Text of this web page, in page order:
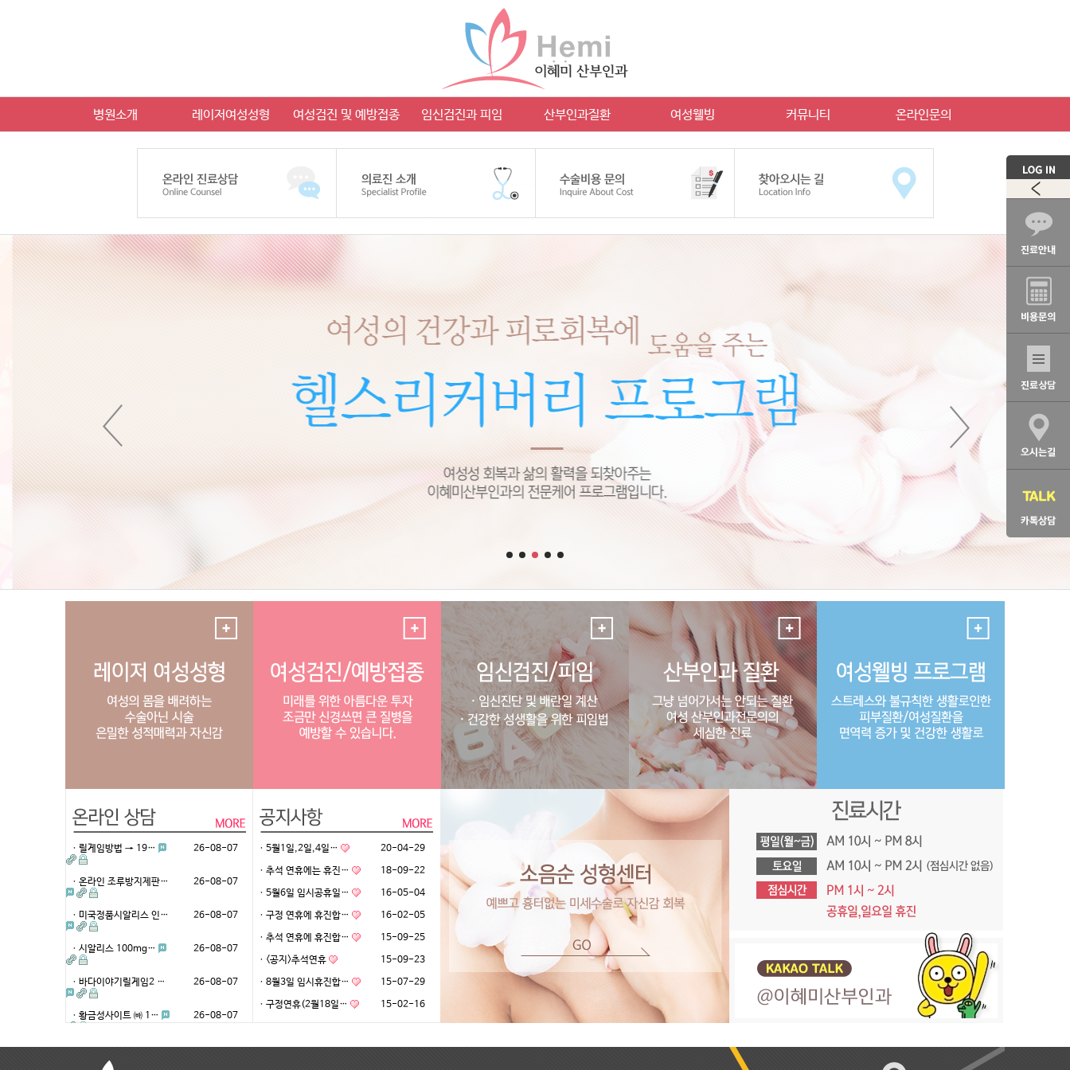
병원소개 레이저여성성형 여성검진 및 예방접종 임신검진과 피임 산부인과질환 여성웰빙 커뮤니티 온라인문의
ㆍ릴게임방법 → 19… 26-08-07
ㆍ온라인 조루방지제판… 26-08-07
ㆍ미국정품시알리스 인… 26-08-07
ㆍ시알리스 100mg… 26-08-07
ㆍ바다이야기릴게임2 … 26-08-07
ㆍ황금성사이트 ㈓ 1… 26-08-07
ㆍ시알리스 인터넷 판… 26-08-07
ㆍ5월1일,2일,4일…
20-04-29
ㆍ추석 연휴에는 휴진…
18-09-22
ㆍ5월6일 임시공휴일…
16-05-04
ㆍ구정 연휴에 휴진합…
16-02-05
ㆍ추석 연휴에 휴진합…
15-09-25
ㆍ<공지>추석연휴
15-09-23
ㆍ8월3일 임시휴진합…
15-07-29
ㆍ구정연휴(2월18일…
15-02-16